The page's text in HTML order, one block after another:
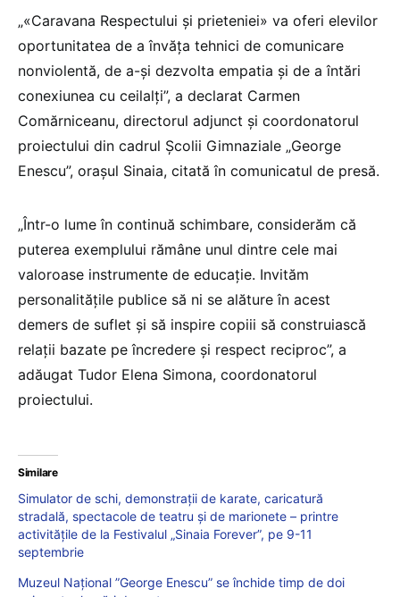
„«Caravana Respectului și prieteniei» va oferi elevilor
oportunitatea de a învăța tehnici de comunicare
nonviolentă, de a-și dezvolta empatia și de a întări
conexiunea cu ceilalți”, a declarat Carmen
Comărniceanu, directorul adjunct și coordonatorul
proiectului din cadrul Școlii Gimnaziale „George
Enescu”, orașul Sinaia, citată în comunicatul de presă.
„Într-o lume în continuă schimbare, considerăm că
puterea exemplului rămâne unul dintre cele mai
valoroase instrumente de educație. Invităm
personalitățile publice să ni se alăture în acest
demers de suflet și să inspire copiii să construiască
relații bazate pe încredere și respect reciproc”, a
adăugat Tudor Elena Simona, coordonatorul
proiectului.
Similare
Simulator de schi, demonstrații de karate, caricatură
stradală, spectacole de teatru și de marionete – printre
activitățile de la Festivalul „Sinaia Forever”, pe 9-11
septembrie
Muzeul Național ”George Enescu” se închide timp de doi